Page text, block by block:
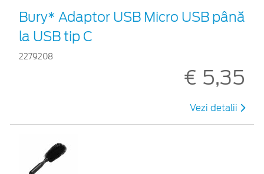
Bury* Adaptor USB Micro USB până
la USB tip C
2279208
€ 5,35
Vezi detalii